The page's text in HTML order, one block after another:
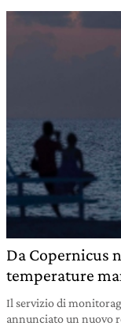
Da Copernicus
temperature
Il servizio di
annunciato un nuovo